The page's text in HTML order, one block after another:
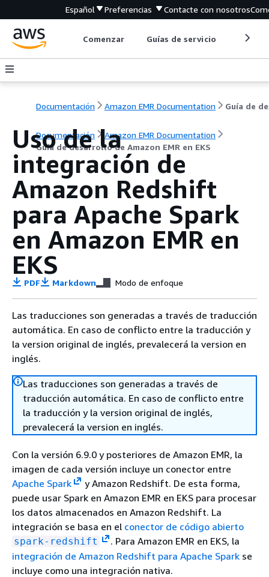
Español Preferencias Contacte con nosotros
Comenzar Guías de servicio
Documentación Amazon EMR Documentation
Documentación
Amazon EMR Documentation
Guía de desarrollo de Amazon EMR en EKS
Uso de la
integración de
Amazon Redshift
para Apache Spark
en Amazon EMR en
EKS
PDF Markdown Modo de enfoque
Las traducciones son generadas a través de traducción
automática. En caso de conflicto entre la traducción y
la version original de inglés, prevalecerá la version en
inglés.
Las traducciones son generadas a través de
traducción automática. En caso de conflicto entre
la traducción y la version original de inglés,
prevalecerá la version en inglés.
Con la versión 6.9.0 y posteriores de Amazon EMR, la
imagen de cada versión incluye un conector entre
Apache Spark
y Amazon Redshift. De esta forma,
puede usar Spark en Amazon EMR en EKS para procesar
los datos almacenados en Amazon Redshift. La
integración se basa en el conector de código abierto
spark-redshift
. Para Amazon EMR en EKS, la
integración de Amazon Redshift para Apache Spark se
incluye como una integración nativa.